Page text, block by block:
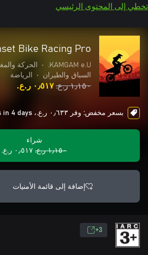
تخطي إلى المحتوى الرئيسي
Bike Racing Pro
KAMGAM e.U.
• الحركة
السباق والطيران
• الرياضة
١٫١٥٠ ر.ع.‏ ٠٫٥١٧ ر.ع.‏
بسعر مخفض: وفر ٠٫٦٣٣ ر.ع.‏، ends in 4 days
شراء
١٫١٥٠ ر.ع.‏
٠٫٥١٧ ر.ع.‏
إضافة إلى قائمة الأمنيات
3+